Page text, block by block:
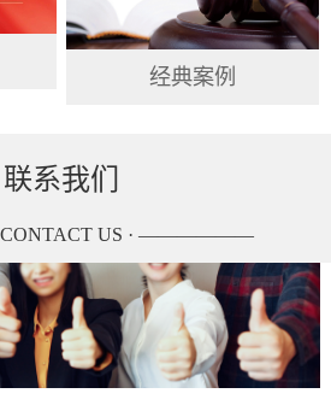
经典案例
联系我们
US · ——————